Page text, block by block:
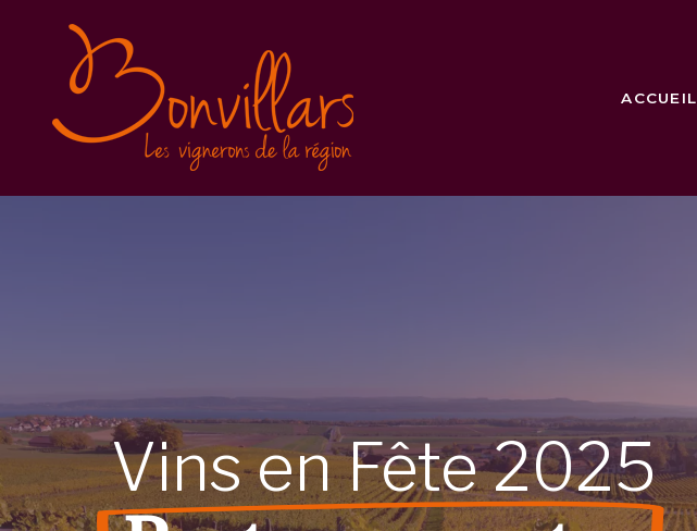
ACCUEIL
VinsenFête2025
Vins en Fête 2025
Balade gourmande
Inscription
Conditions générales
Vins en Fête 2023